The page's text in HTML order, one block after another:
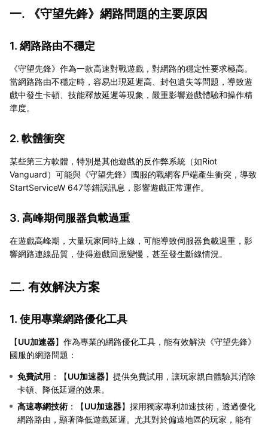
一. 《守望先鋒》網路問題的主要原因
1. 網路路由不穩定
《守望先鋒》作為一款高速對戰遊戲，對網路的穩定性要求極高。
當網路路由不穩定時，容易出現延遲高、封包遺失等問題，導致遊
戲中發生卡頓、技能釋放延遲等現象，嚴重影響遊戲體驗和操作精
準度。
2. 軟體衝突
某些第三方軟體，特別是其他遊戲的反作弊系統（如Riot
Vanguard）可能與《守望先鋒》國服的戰網客戶端產生衝突，導致
StartServiceW 647等錯誤訊息，影響遊戲正常運作。
3. 高峰期伺服器負載過重
在遊戲高峰期，大量玩家同時上線，可能導致伺服器負載過重，影
響網路連線品質，使得遊戲回應變慢，甚至發生斷線情況。
二. 有效解決方案
1. 使用專業網路優化工具
【UU加速器】作為專業的網路優化工具，能有效解決《守望先鋒》
國服的網路問題：
免費試用 ：【UU加速器】提供免費試用，讓玩家親自體驗其消除
卡頓、降低延遲的效果。
高速專網技術 ：【UU加速器】採用獨家專利加速技術，透過優化
網路路由，顯著降低遊戲延遲。尤其對於偏遠地區的玩家，能有